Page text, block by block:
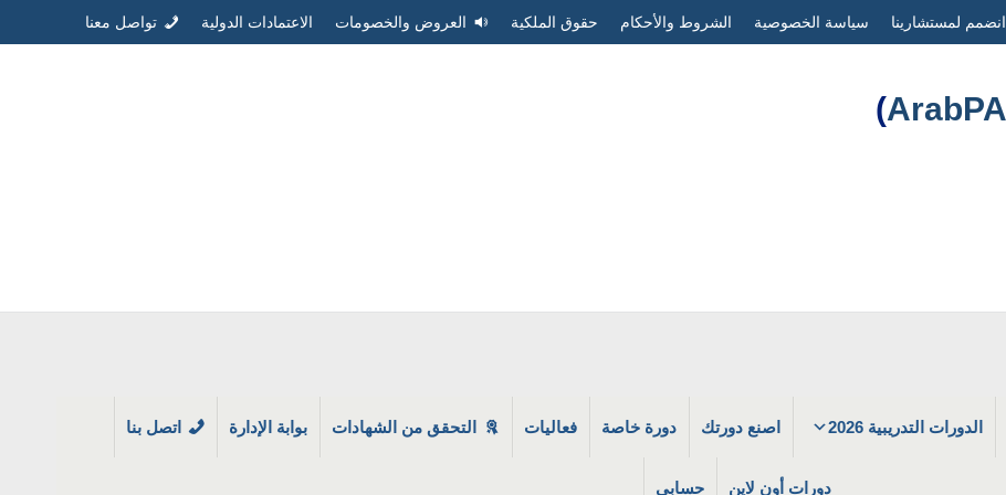
انضمم لمستشارينا سياسة الخصوصية الشروط والأحكام حقوق الملكية العروض والخصومات الاعتمادات الدولية تواصل معنا
)
الدورات التدريبية 2026 اصنع دورتك دورة خاصة فعاليات التحقق من الشهادات بوابة الإدارة اتصل بنا
دورات أون لاين حسابي